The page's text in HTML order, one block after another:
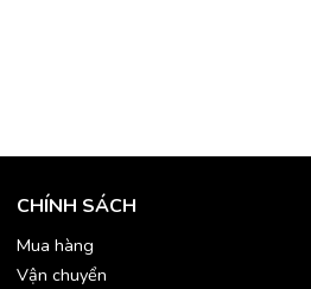
CHÍNH SÁCH
Mua hàng
Vận chuyển